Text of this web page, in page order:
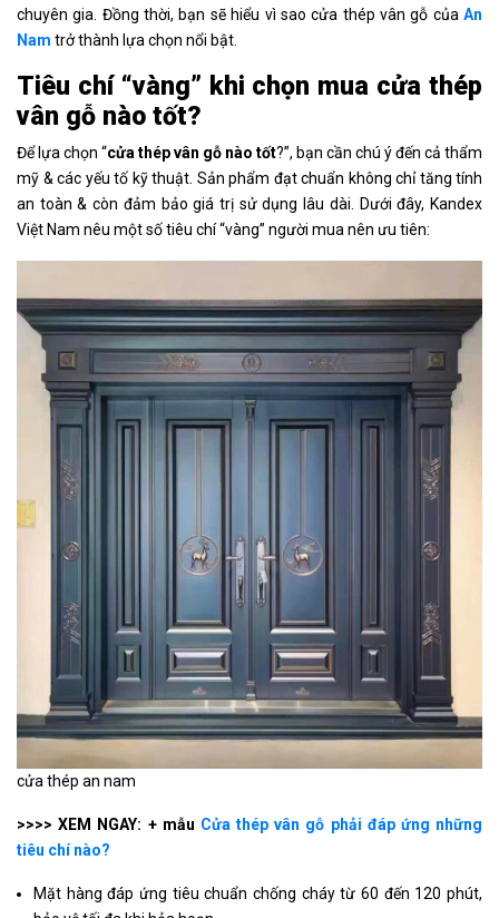
chuyên gia. Đồng thời, bạn sẽ hiểu vì sao cửa thép vân gỗ của An
Nam trở thành lựa chọn nổi bật.
Tiêu chí “vàng” khi chọn mua cửa thép
vân gỗ nào tốt?
Để lựa chọn “cửa thép vân gỗ nào tốt?”, bạn cần chú ý đến cả thẩm
mỹ & các yếu tố kỹ thuật. Sản phẩm đạt chuẩn không chỉ tăng tính
an toàn & còn đảm bảo giá trị sử dụng lâu dài. Dưới đây, Kandex
Việt Nam nêu một số tiêu chí “vàng” người mua nên ưu tiên:
cửa thép an nam
>>>> XEM NGAY: + mẫu Cửa thép vân gỗ phải đáp ứng những
tiêu chí nào?
Mặt hàng đáp ứng tiêu chuẩn chống cháy từ 60 đến 120 phút,